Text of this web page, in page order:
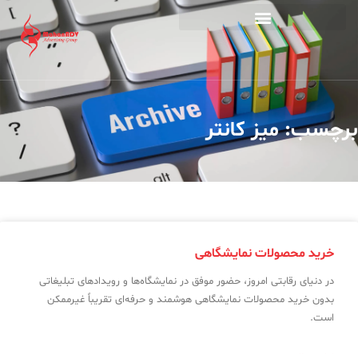
کانتر
نمایشگاهی
امروز، حضور موفق در نمایشگاه‌ها و رویدادهای تبلیغاتی
نمایشگاهی هوشمند و حرفه‌ای تقریباً غیرممکن